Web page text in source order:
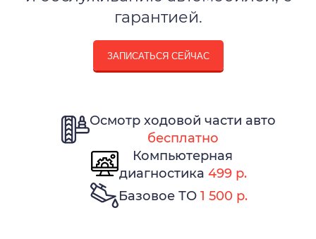
гарантией.
ЗАПИСАТЬСЯ СЕЙЧАС
Осмотр ходовой части авто
бесплатно
Компьютерная
диагностика 499 р.
Базовое ТО 1 500 р.